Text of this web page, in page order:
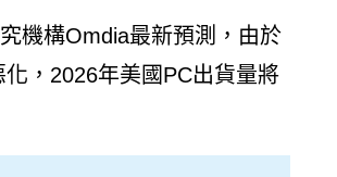
機構Omdia最新預測，由於
，2026年美國PC出貨量將